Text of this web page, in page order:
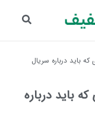
باید درباره سریال
باید درباره